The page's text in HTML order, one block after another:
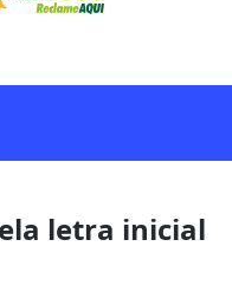
letra inicial